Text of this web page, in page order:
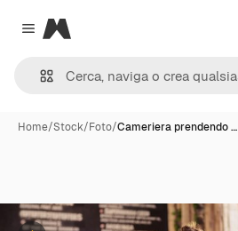
Close menu
Magnific
Home/Stock/Foto/Cameriera prendendo …